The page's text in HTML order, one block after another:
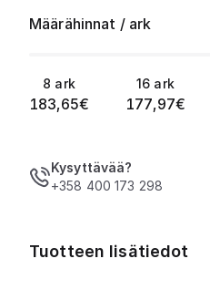
Määrähinnat / ark
8 ark
183,65€
16 ark
177,97€
Kysyttävää?
+358 400 173 298
Tuotteen lisätiedot